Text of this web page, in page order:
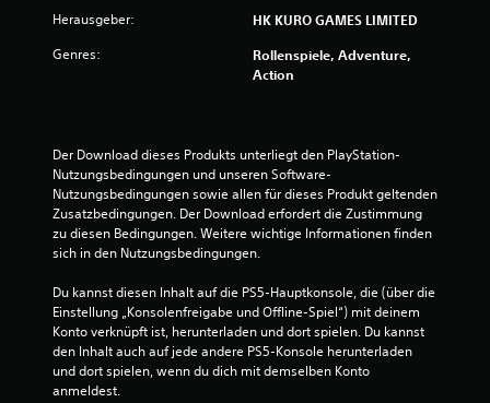
u
n
5
v
n
5
Herausgeber: HK KURO GAMES LIMITED
Genres:
Rollenspiele, Adventure,
Action
Der Download dieses Produkts unterliegt den PlayStation-
Nutzungsbedingungen und unseren Software-
Nutzungsbedingungen sowie allen für dieses Produkt geltenden
Zusatzbedingungen. Der Download erfordert die Zustimmung
zu diesen Bedingungen. Weitere wichtige Informationen finden
sich in den Nutzungsbedingungen.
Du kannst diesen Inhalt auf die PS5-Hauptkonsole, die (über die
Einstellung „Konsolenfreigabe und Offline-Spiel“) mit deinem
Konto verknüpft ist, herunterladen und dort spielen. Du kannst
den Inhalt auch auf jede andere PS5-Konsole herunterladen
und dort spielen, wenn du dich mit demselben Konto
anmeldest.